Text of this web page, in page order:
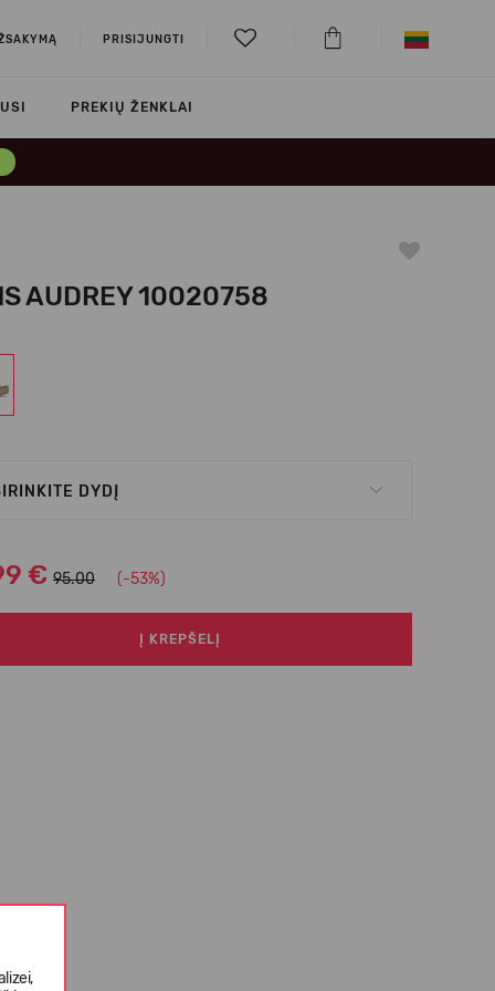
PRISIJUNGTI
PREKIŲ ŽENKLAI
AUDREY 10020758
DYDĮ
€ 95.00 (-53%)
Į KREPŠELĮ